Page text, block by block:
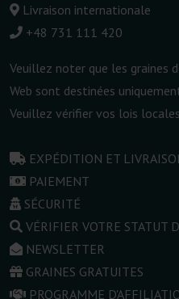
Livraison internationale
+48 731 111 420
Veuillez noter que les graines
Web sont destinées
Veuillez vérifier vos lois
EXPÉDITION ET
PAIEMENT
SÉCURITÉ
VÉRIFIER VOTRE STATUT
NEWSLETTER
GRAINES GRATUITES
PROGRAMME